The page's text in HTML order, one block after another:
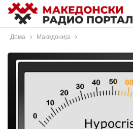
Дома Македонија